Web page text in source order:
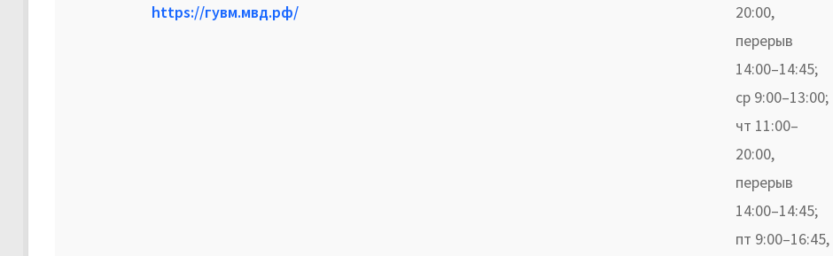
https://гувм.мвд.рф/
20:00,
перерыв
14:00–14:45;
ср 9:00–13:00;
чт 11:00–
20:00,
перерыв
14:00–14:45;
пт 9:00–16:45,